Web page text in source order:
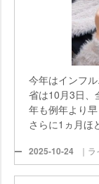
今年はインフ
省は10月3日、
年も例年より
さらに1ヵ月ほ
2025-10-24 ｜ラ